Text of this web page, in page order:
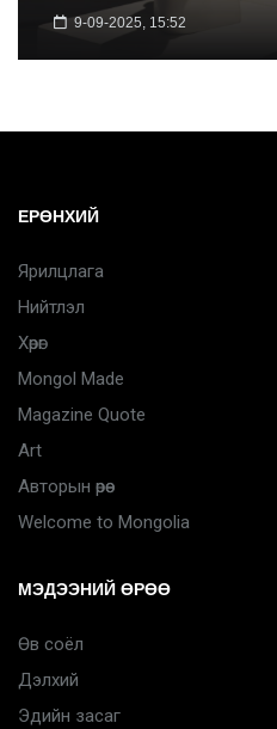
9-09-2025, 15:52
ЕРӨНХИЙ
Ярилцлага
Нийтлэл
Хөрөг
Mongol Made
Magazine Quote
Art
Авторын өрөө
Welcome to Mongolia
МЭДЭЭНИЙ ӨРӨӨ
Өв соёл
Дэлхий
Эдийн засаг